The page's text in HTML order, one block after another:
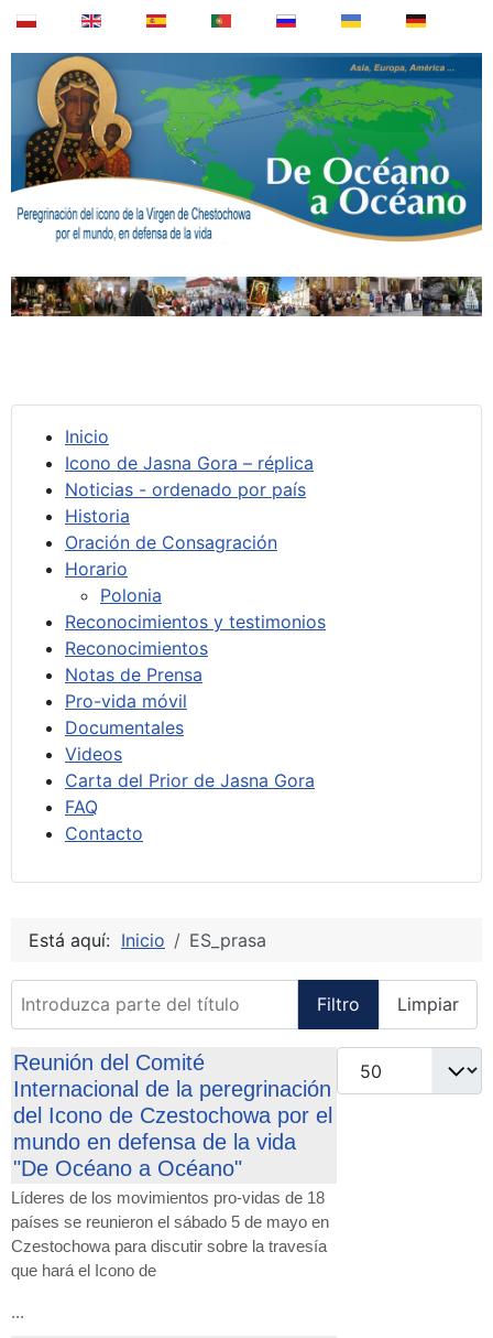
Inicio
Icono de Jasna Gora – réplica
Noticias - ordenado por país
Historia
Oración de Consagración
Horario
Polonia
Reconocimientos y testimonios
Reconocimientos
Notas de Prensa
Pro-vida móvil
Documentales
Videos
Carta del Prior de Jasna Gora
FAQ
Contacto
Está aquí: Inicio ES_prasa
Introduzca parte del título
Filtro Limpiar
Cantidad
Reunión del Comité
Internacional de la peregrinación
del Icono de Czestochowa por el
mundo en defensa de la vida
"De Océano a Océano"
Líderes de los movimientos pro-vidas de 18
países se reunieron el sábado 5 de mayo en
Czestochowa para discutir sobre la travesía
que hará el Icono de
...